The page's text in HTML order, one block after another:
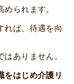
られます。
れば、待遇を向
ありません。
をはじめ介護リ